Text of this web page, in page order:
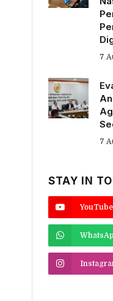
7
7
STAY IN
YouTube